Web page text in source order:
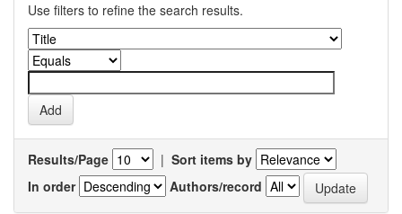
Use filters to refine the search results.
Results/Page | Sort items by
In order
Authors/record